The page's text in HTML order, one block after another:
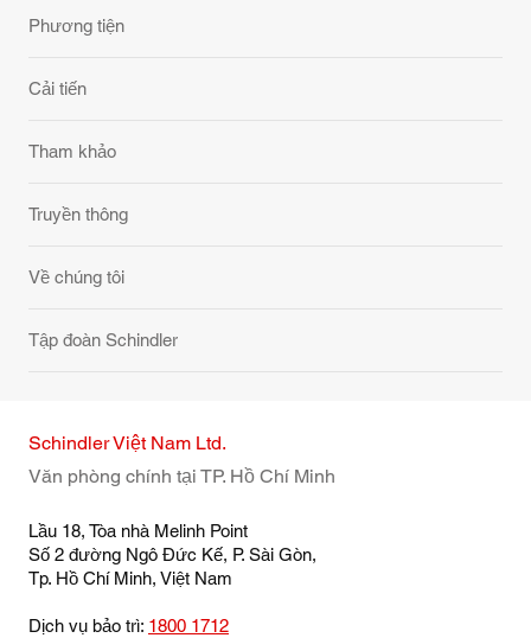
Phương tiện
Cải tiến
Tham khảo
Truyền thông
Về chúng tôi
Tập đoàn Schindler
Schindler Việt Nam Ltd.
Văn phòng chính tại TP. Hồ Chí Minh
Lầu 18, Tòa nhà Melinh Point
Số 2 đường Ngô Đức Kế, P. Sài Gòn,
Tp. Hồ Chí Minh, Việt Nam
Dịch vụ bảo trì: 1800 1712